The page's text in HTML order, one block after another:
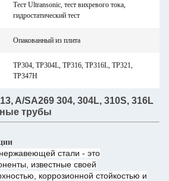
Тест Ultransonic, тест вихревого тока,
гидростатический тест
Опакованный из плита
TP304, TP304L, TP316, TP316L, TP321,
TP347H
A/SA269 304, 304L, 310S, 316L
трубы
стали - это
известные своей
коррозионной стойкостью и